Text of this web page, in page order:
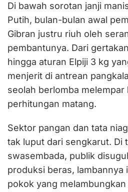
Di bawah sorotan janji
Putih, bulan-bulan awal
Gibran justru riuh oleh
pembantunya. Dari
hingga aturan Elpiji 3 kg
menjerit di antrean
seolah berlomba melempar
perhitungan matang.
Sektor pangan dan tata
tak luput dari sengkarut. Di
swasembada, publik
produksi beras, lambannya
pokok yang